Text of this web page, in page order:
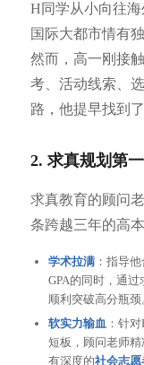
H同学从小向往
国际大都市情有
然而，高一刚接
考、活动线索、
路，他提早找到
2. 求真规划第
求真教育的顾问
条跨越三年的高
学术拉满：指导他
GPA的同时，通
顺利突破高分瓶颈
软实力输血：针对
短板，顾问老师
有深度的社会志愿